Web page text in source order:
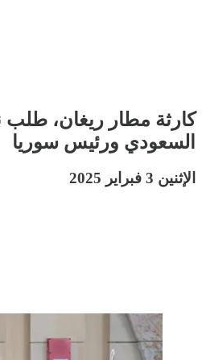
كارثة مطار ريغان، طلب
السعودي ورئيس سوريا
الإثنين 3 فبراير 2025